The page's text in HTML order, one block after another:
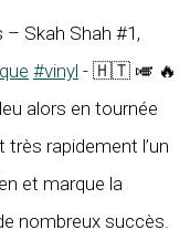
Skah Shah #1,
#vinyl - 🇭🇹 🎺 🔥
alors en tournée
rapidement l’un
et marque la
nombreux succès.